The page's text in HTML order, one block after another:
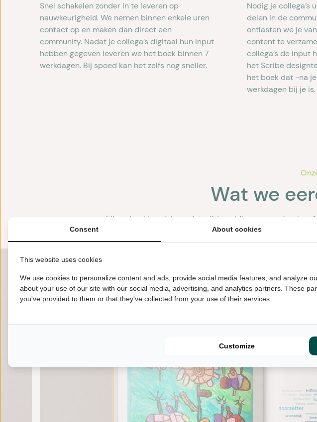
Snel schakelen zonder in te leveren op
nauwkeurigheid. We nemen binnen enkele uren
contact op en maken dan direct een
community. Nadat je collega’s digitaal hun input
hebben gegeven leveren we het boek binnen 7
werkdagen. Bij spoed kan het zelfs nog sneller.
Nodig je collega’s
delen in de
ontlasten we je
content te
collega’s de input
het Scribe
het boek dat -na
werkdagen bij je is.
Wat we
Elk verhaal is uniek, en datzelfde geldt voor onze
Consent About cookies
This website uses cookies
We use cookies to personalize content and ads, provide social media features, and analyze
about your use of our site with our social media, advertising, and analytics partners. These
you've provided to them or that they've collected from your use of their services.
Customize